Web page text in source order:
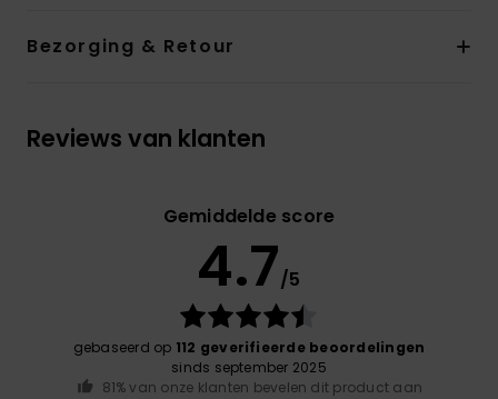
Bezorging & Retour
Reviews van klanten
Gemiddelde score
4.7/5
gebaseerd op 112 geverifieerde beoordelingen
sinds september 2025
81% van onze klanten bevelen dit product aan